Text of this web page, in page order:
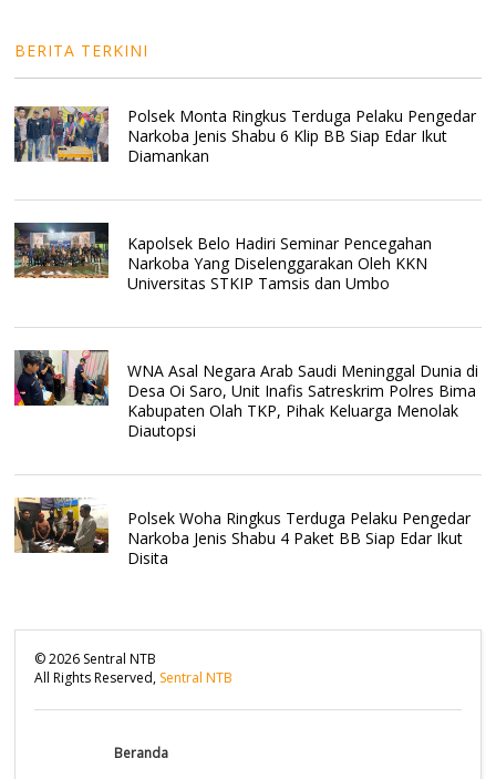
BERITA TERKINI
Polsek Monta Ringkus Terduga Pelaku Pengedar
Narkoba Jenis Shabu 6 Klip BB Siap Edar Ikut
Diamankan
Kapolsek Belo Hadiri Seminar Pencegahan
Narkoba Yang Diselenggarakan Oleh KKN
Universitas STKIP Tamsis dan Umbo
WNA Asal Negara Arab Saudi Meninggal Dunia di
Desa Oi Saro, Unit Inafis Satreskrim Polres Bima
Kabupaten Olah TKP, Pihak Keluarga Menolak
Diautopsi
Polsek Woha Ringkus Terduga Pelaku Pengedar
Narkoba Jenis Shabu 4 Paket BB Siap Edar Ikut
Disita
©2026 Sentral NTB
All Rights Reserved, Sentral NTB
Beranda